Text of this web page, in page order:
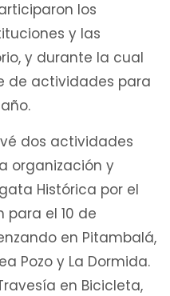
los
y las
y durante la cual
de actividades para
dos actividades
organización y
Histórica por el
el 10 de
en Pitambalá,
Pozo y La Dormida.
en Bicicleta,